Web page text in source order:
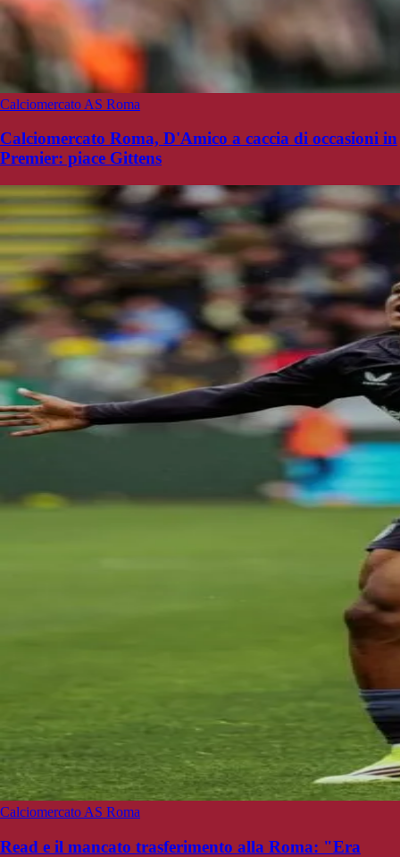
Calciomercato AS Roma
Calciomercato Roma, D'Amico a caccia di occasioni in
Premier: piace Gittens
Calciomercato AS Roma
Read e il mancato trasferimento alla Roma: "Era